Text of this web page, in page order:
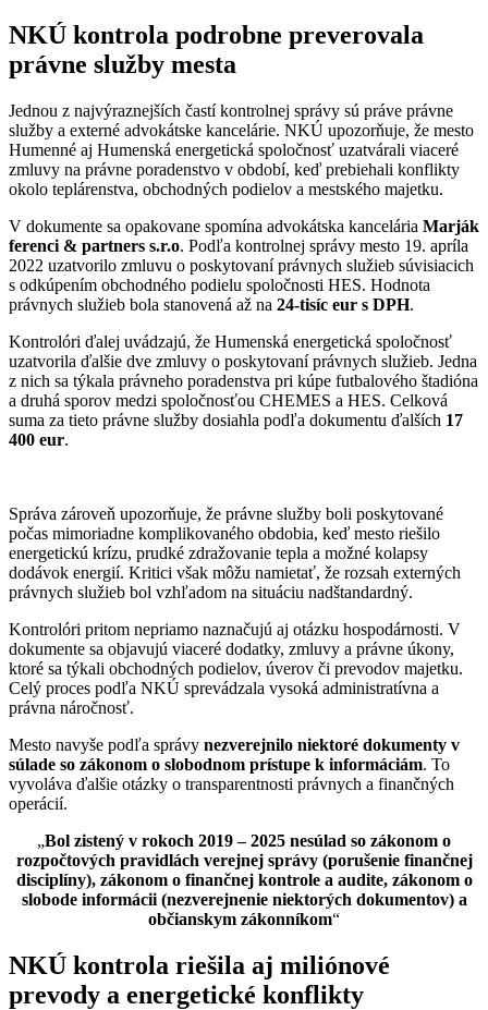
NKÚ kontrola podrobne preverovala
právne služby mesta
Jednou z najvýraznejších častí kontrolnej správy sú práve právne
služby a externé advokátske kancelárie. NKÚ upozorňuje, že mesto
Humenné aj Humenská energetická spoločnosť uzatvárali viaceré
zmluvy na právne poradenstvo v období, keď prebiehali konflikty
okolo teplárenstva, obchodných podielov a mestského majetku.
V dokumente sa opakovane spomína advokátska kancelária Marják
ferenci & partners s.r.o. Podľa kontrolnej správy mesto 19. apríla
2022 uzatvorilo zmluvu o poskytovaní právnych služieb súvisiacich
s odkúpením obchodného podielu spoločnosti HES. Hodnota
právnych služieb bola stanovená až na 24-tisíc eur s DPH.
Kontrolóri ďalej uvádzajú, že Humenská energetická spoločnosť
uzatvorila ďalšie dve zmluvy o poskytovaní právnych služieb. Jedna
z nich sa týkala právneho poradenstva pri kúpe futbalového štadióna
a druhá sporov medzi spoločnosťou CHEMES a HES. Celková
suma za tieto právne služby dosiahla podľa dokumentu ďalších 17
400 eur.
Správa zároveň upozorňuje, že právne služby boli poskytované
počas mimoriadne komplikovaného obdobia, keď mesto riešilo
energetickú krízu, prudké zdražovanie tepla a možné kolapsy
dodávok energií. Kritici však môžu namietať, že rozsah externých
právnych služieb bol vzhľadom na situáciu nadštandardný.
Kontrolóri pritom nepriamo naznačujú aj otázku hospodárnosti. V
dokumente sa objavujú viaceré dodatky, zmluvy a právne úkony,
ktoré sa týkali obchodných podielov, úverov či prevodov majetku.
Celý proces podľa NKÚ sprevádzala vysoká administratívna a
právna náročnosť.
Mesto navyše podľa správy nezverejnilo niektoré dokumenty v
súlade so zákonom o slobodnom prístupe k informáciám. To
vyvoláva ďalšie otázky o transparentnosti právnych a finančných
operácií.
„Bol zistený v rokoch 2019 – 2025 nesúlad so zákonom o
rozpočtových pravidlách verejnej správy (porušenie finančnej
disciplíny), zákonom o finančnej kontrole a audite, zákonom o
slobode informácii (nezverejnenie niektorých dokumentov) a
občianskym zákonníkom“
NKÚ kontrola riešila aj miliónové
prevody a energetické konflikty